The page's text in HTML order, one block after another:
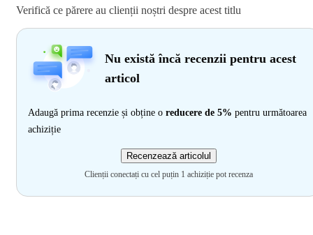
Verifică ce părere au clienții noștri despre acest titlu
Nu există încă recenzii pentru acest
articol
Adaugă prima recenzie și obține o reducere de 5% pentru următoarea
achiziție
Recenzează articolul
Clienții conectați cu cel puțin 1 achiziție pot recenza